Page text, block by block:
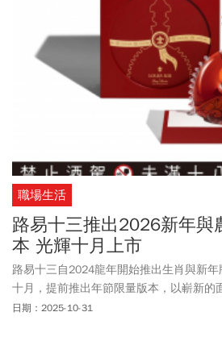
職場生活
路易十三推出2026新年與
本 光輝十月上市
路易十三自2024龍年開始推出生肖與新
十月，提前推出年節限量版本，以嶄新的
慶。路易十三工坊將禮盒變成了視覺豐盛
日期：2025-10-31